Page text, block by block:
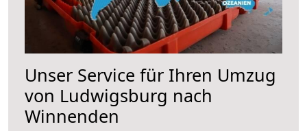
Unser Service für Ihren Umzug
von Ludwigsburg nach
Winnenden